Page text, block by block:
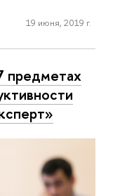
19 июня, 2019 г.
предметах